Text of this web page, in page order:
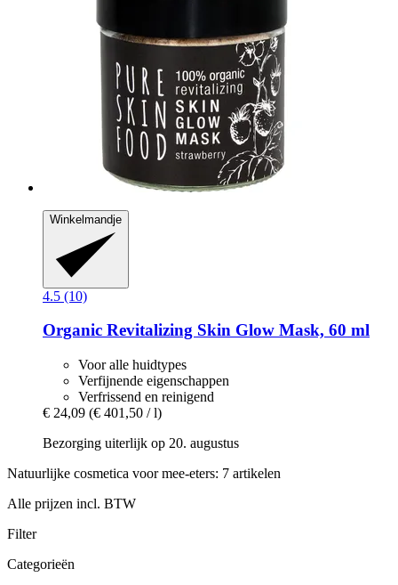
Winkelmandje
4.5 (10)
Organic Revitalizing Skin Glow Mask, 60 ml
Voor alle huidtypes
Verfijnende eigenschappen
Verfrissend en reinigend
€ 24,09 (€ 401,50 / l)
Bezorging uiterlijk op 20. augustus
Natuurlijke cosmetica voor mee-eters: 7 artikelen
Alle prijzen incl. BTW
Filter
Categorieën